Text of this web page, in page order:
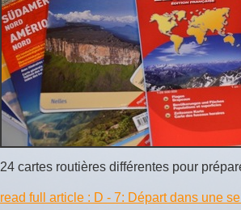
24 cartes routières différentes pour
read full article : D - 7: Départ dans une